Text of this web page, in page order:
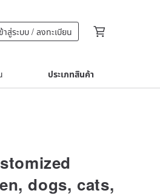
าสู่ระบบ / ลงทะเบียน
ประเภทสินค้า
dogs, cats,